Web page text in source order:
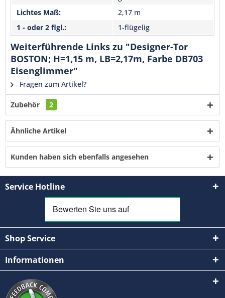
Lichtes Maß:
2,17 m
1 - oder 2 flgl.:
1-flügelig
Weiterführende Links zu "Designer-Tor
BOSTON; H=1,15 m, LB=2,17m, Farbe DB703
Eisenglimmer"
Fragen zum Artikel?
Zubehör 2
Ähnliche Artikel
Kunden haben sich ebenfalls angesehen
Service Hotline
Shop Service
Informationen